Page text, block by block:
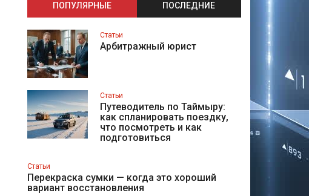
ПОПУЛЯРНЫЕ ПОСЛЕДНИЕ
Статьи
Арбитражный юрист
Статьи
Путеводитель по Таймыру:
как спланировать поездку,
что посмотреть и как
подготовиться
Статьи
Перекраска сумки — когда это хороший
вариант восстановления